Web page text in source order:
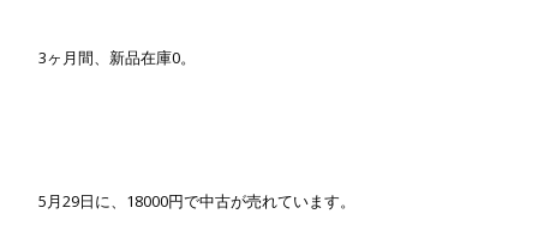
3ヶ月間、新品在庫0。
5月29日に、18000円で中古が売れています。